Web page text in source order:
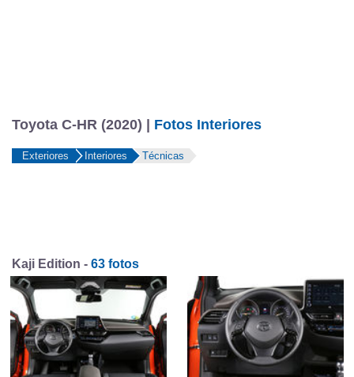
Toyota C-HR (2020) | Fotos Interiores
Exteriores Interiores Técnicas
Kaji Edition - 63 fotos